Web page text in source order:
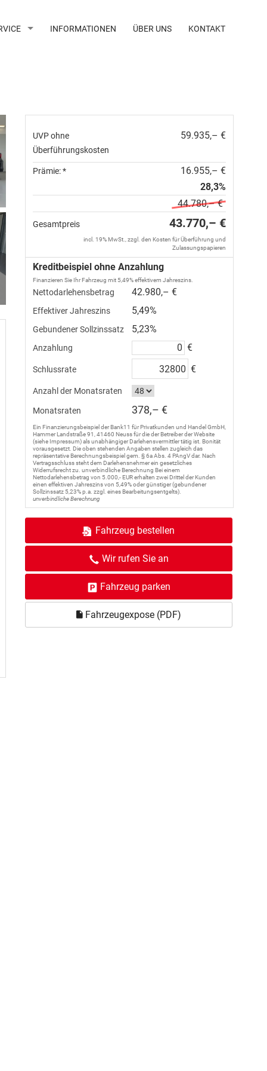
INFORMATIONEN ÜBER UNS KONTAKT
UVP ohne
Überführungskosten
59.935,– €
Prämie: *
16.955,– €
28,3%
44.780,– €
Gesamtpreis 43.770,– €
incl. 19% MwSt., zzgl. den Kosten für Überführung und
Zulassungspapieren
Kreditbeispiel ohne Anzahlung
Finanzieren Sie Ihr Fahrzeug mit 5,49% effektivem Jahreszins.
Nettodarlehensbetrag 42.980,– €
Effektiver Jahreszins 5,49%
Gebundener Sollzinssatz 5,23%
Anzahlung €
Schlussrate €
Anzahl der Monatsraten
Monatsraten 378,– €
Ein Finanzierungsbeispiel der Bank11 für Privatkunden und Handel GmbH,
Hammer Landstraße 91, 41460 Neuss für die der Betreiber der Website
(siehe Impressum) als unabhängiger Darlehensvermittler tätig ist. Bonität
vorausgesetzt. Die oben stehenden Angaben stellen zugleich das
repräsentative Berechnungsbeispiel gem. § 6a Abs. 4 PAngV dar. Nach
Vertragsschluss steht dem Darlehensnehmer ein gesetzliches
Widerrufsrecht zu. unverbindliche Berechnung Bei einem
Nettodarlehensbetrag von 5.000,- EUR erhalten zwei Drittel der Kunden
einen effektiven Jahreszins von 5,49% oder günstiger (gebundener
Sollzinssatz 5,23% p.a. zzgl. eines Bearbeitungsentgelts).
unverbindliche Berechnung
Fahrzeug bestellen
Wir rufen Sie an
Fahrzeug parken
Fahrzeugexpose (PDF)